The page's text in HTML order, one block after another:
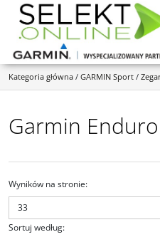
Kategoria główna / GARMIN Sport /
Garmin Enduro
Wyników na stronie:
Sortuj według: